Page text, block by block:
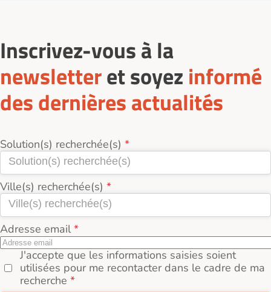
Inscrivez-vous à la
newsletteret soyez informé
des dernières actualités
Solution(s) recherchée(s)
Ville(s) recherchée(s)
Adresse email
J'accepte que les informations saisies soient
utilisées pour me recontacter dans le cadre de ma
recherche